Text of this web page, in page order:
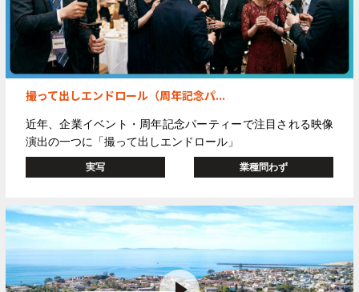
撮って出しエンドロール（周年記念パ...
近年、企業イベント・周年記念パーティーで注目される映像
演出の一つに
「撮って出しエンドロール」
実写 業種問わず